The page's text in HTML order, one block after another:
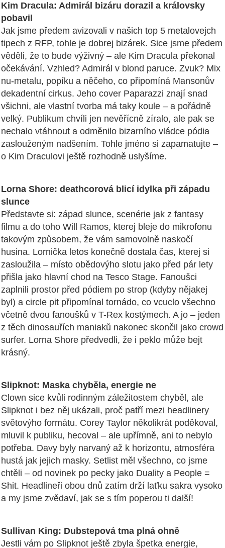
Kim Dracula: Admirál bizáru dorazil a královsky
pobavil
Jak jsme předem avizovali v našich top 5 metalovejch
tipech z RFP, tohle je dobrej bizárek. Sice jsme předem
věděli, že to bude výživný – ale Kim Dracula překonal
očekávání. Vzhled? Admirál v blond paruce. Zvuk? Mix
nu-metalu, popíku a něčeho, co připomíná Mansonův
dekadentní cirkus. Jeho cover Paparazzi znají snad
všichni, ale vlastní tvorba má taky koule – a pořádně
velký. Publikum chvíli jen nevěřícně zíralo, ale pak se
nechalo vtáhnout a odměnilo bizarního vládce pódia
zaslouženým nadšením. Tohle jméno si zapamatujte –
o Kim Draculovi ještě rozhodně uslyšíme.
Lorna Shore: deathcorová blicí idylka při západu
slunce
Představte si: západ slunce, scenérie jak z fantasy
filmu a do toho Will Ramos, kterej bleje do mikrofonu
takovým způsobem, že vám samovolně naskočí
husina. Lornička letos konečně dostala čas, kterej si
zasloužila – místo obědovýho slotu jako před pár lety
přišla jako hlavní chod na Tesco Stage. Fanoušci
zaplnili prostor před pódiem po strop (kdyby nějakej
byl) a circle pit připomínal tornádo, co vcuclo všechno
včetně dvou fanoušků v T-Rex kostýmech. A jo – jeden
z těch dinosauřích maniaků nakonec skončil jako crowd
surfer. Lorna Shore předvedli, že i peklo může bejt
krásný.
Slipknot: Maska chyběla, energie ne
Clown sice kvůli rodinným záležitostem chyběl, ale
Slipknot i bez něj ukázali, proč patří mezi headlinery
světovýho formátu. Corey Taylor několikrát poděkoval,
mluvil k publiku, hecoval – ale upřímně, ani to nebylo
potřeba. Davy byly narvaný až k horizontu, atmosféra
hustá jak jejich masky. Setlist měl všechno, co jsme
chtěli – od novinek po pecky jako Duality a People =
Shit. Headlineři obou dnů zatím drží laťku sakra vysoko
a my jsme zvědaví, jak se s tím poperou ti další!
Sullivan King: Dubstepová tma plná ohně
Jestli vám po Slipknot ještě zbyla špetka energie,